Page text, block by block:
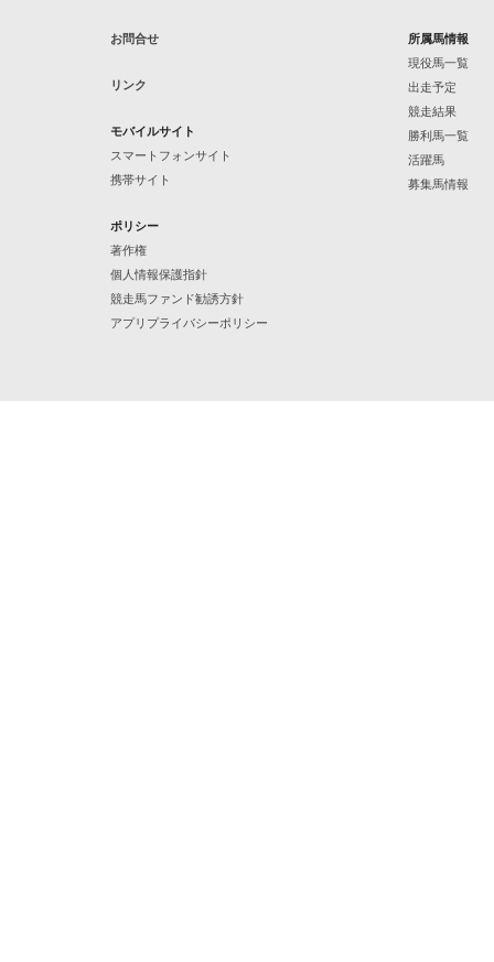
お問合せ
リンク
モバイルサイト
スマートフォンサイト
携帯サイト
ポリシー
著作権
個人情報保護指針
競走馬ファンド勧誘方針
アプリプライバシーポリシー
所属馬情報
現役馬一覧
出走予定
競走結果
勝利馬一覧
活躍馬
募集馬情報